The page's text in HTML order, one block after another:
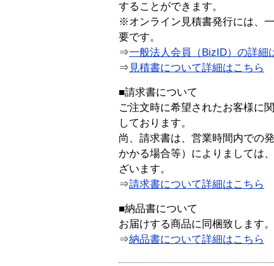
することができます。
※オンライン見積書発行には、
要です。
⇒一般法人会員（BizID）の詳細
⇒ 見積書について詳細はこちら
■請求書について
ご注文時に希望されたお客様に
しております。
尚、請求書は、営業時間内での
かかる場合等）によりましては
ざいます。
⇒請求書について詳細はこちら
■納品書について
お届けする商品に同梱致します。
⇒納品書について詳細はこちら